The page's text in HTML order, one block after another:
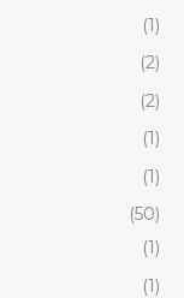
(1)
(2)
(2)
(1)
(1)
(50)
(1)
(1)